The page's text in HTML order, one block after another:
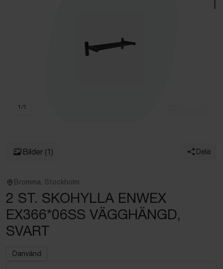
1 /1
Bilder (1) Dela
Bromma, Stockholm
2 ST. SKOHYLLA ENWEX
EX366*06SS VÄGGHÄNGD,
SVART
Oanvänd